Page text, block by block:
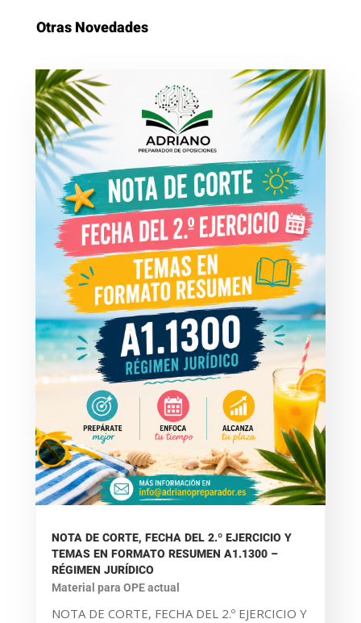
Otras Novedades
NOTA DE CORTE, FECHA DEL 2.º EJERCICIO Y
TEMAS EN FORMATO RESUMEN A1.1300 –
RÉGIMEN JURÍDICO
Material para OPE actual
NOTA DE CORTE, FECHA DEL 2.º EJERCICIO Y